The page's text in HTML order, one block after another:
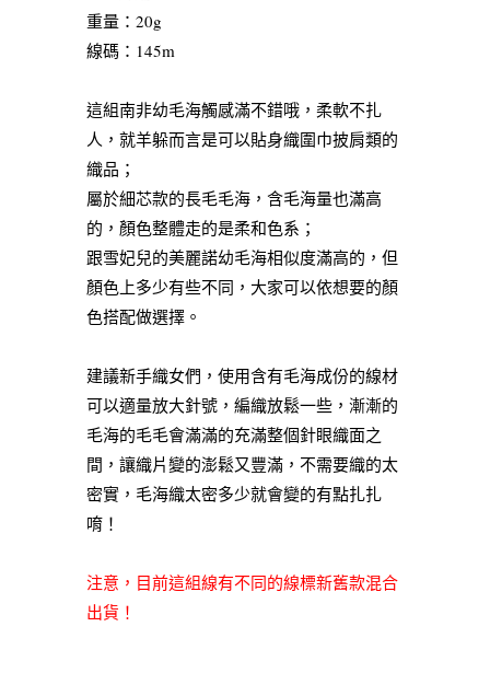
重量：20g
線碼：145m
這組南非幼毛海觸感滿不錯哦，柔軟不扎
人，就羊躲而言是可以貼身織圍巾披肩類的
織品；
屬於細芯款的長毛毛海，含毛海量也滿高
的，顏色整體走的是柔和色系；
跟雪妃兒的美麗諾幼毛海相似度滿高的，但
顏色上多少有些不同，大家可以依想要的顏
色搭配做選擇。
建議新手織女們，使用含有毛海成份的線材
可以適量放大針號，編織放鬆一些，漸漸的
毛海的毛毛會滿滿的充滿整個針眼織面之
間，讓織片變的澎鬆又豐滿，不需要織的太
密實，毛海織太密多少就會變的有點扎扎
唷！
注意，目前這組線有不同的線標新舊款混合
出貨！